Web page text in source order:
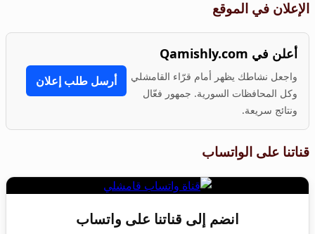
الإعلان في الموقع
أعلن في Qamishly.com
واجعل نشاطك يظهر أمام قرّاء القامشلي
وكل المحافظات السورية. جمهور فعّال
ونتائج سريعة.
أرسل طلب إعلان
قناتنا على الواتساب
انضم إلى قناتنا على واتساب